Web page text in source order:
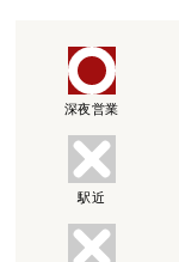
深夜営業
駅近